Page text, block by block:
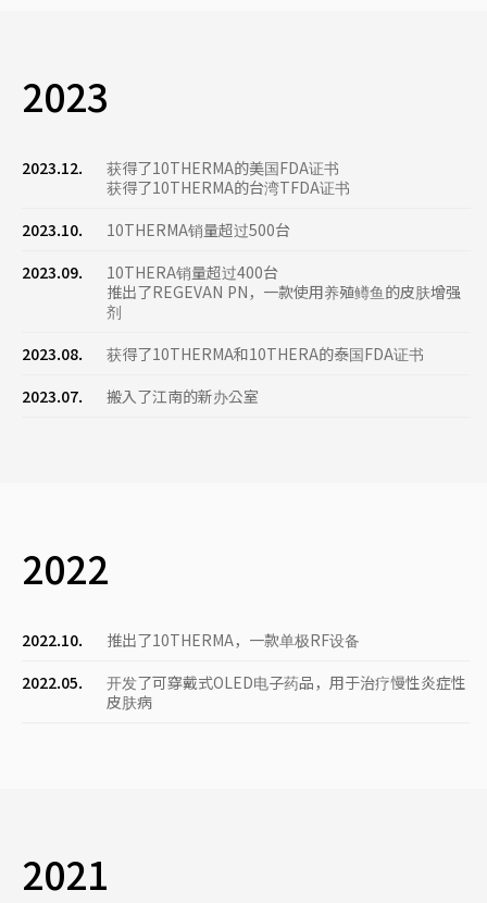
2023
2023.12.
获得了10THERMA的美国FDA证书
获得了10THERMA的台湾TFDA证书
2023.10.
10THERMA销量超过500台
2023.09.
10THERA销量超过400台
推出了REGEVAN PN，一款使用养殖鳟鱼的皮肤增强
剂
2023.08.
获得了10THERMA和10THERA的泰国FDA证书
2023.07.
搬入了江南的新办公室
2022
2022.10.
推出了10THERMA，一款单极RF设备
2022.05.
开发了可穿戴式OLED电子药品，用于治疗慢性炎症性
皮肤病
2021